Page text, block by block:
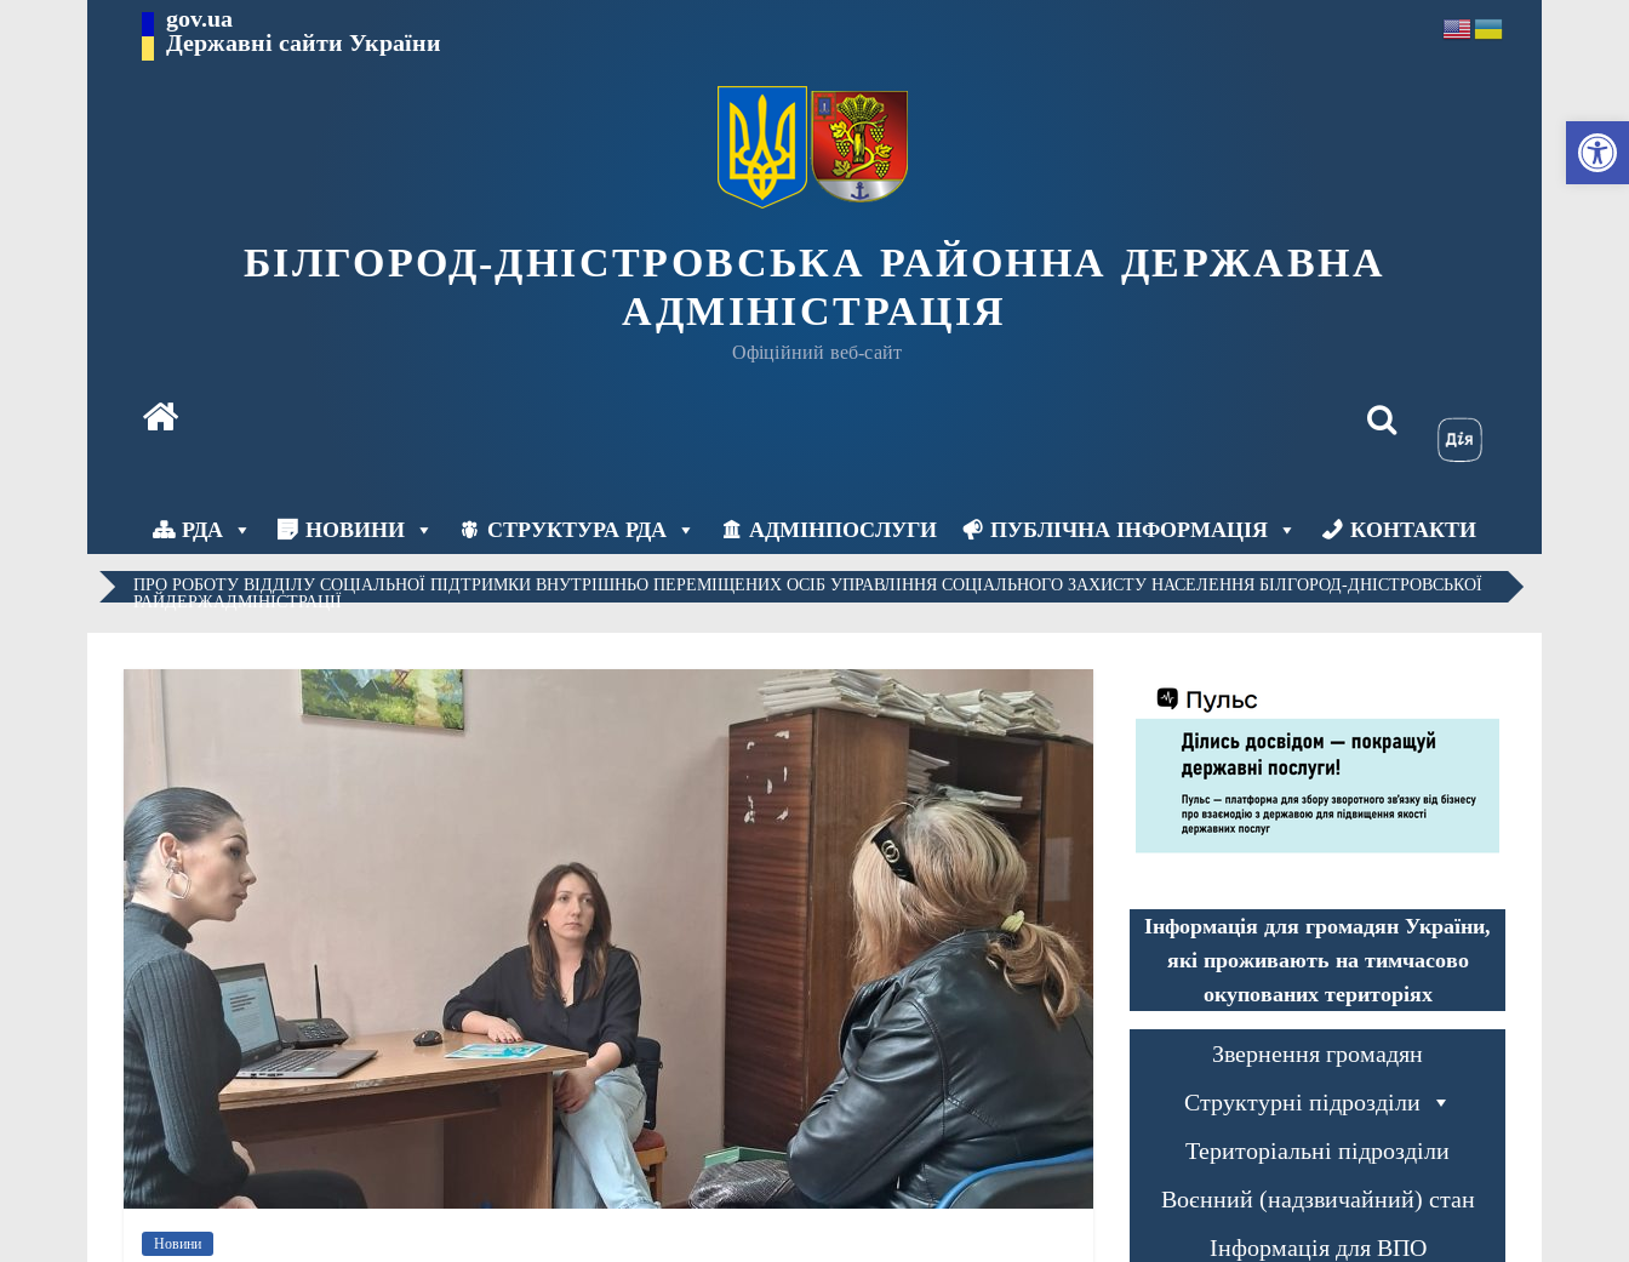
gov.ua
Державні сайти України
БІЛГОРОД-ДНІСТРОВСЬКА РАЙОННА ДЕРЖАВНА
АДМІНІСТРАЦІЯ
Офіційний веб-сайт
РДА НОВИНИ СТРУКТУРА РДА АДМІНПОСЛУГИ ПУБЛІЧНА ІНФОРМАЦІЯ КОНТАКТИ
ПРО РОБОТУ ВІДДІЛУ СОЦІАЛЬНОЇ ПІДТРИМКИ ВНУТРІШНЬО ПЕРЕМІЩЕНИХ ОСІБ УПРАВЛІННЯ СОЦІАЛЬНОГО ЗАХИСТУ НАСЕЛЕННЯ БІЛГОРОД-ДНІСТРОВСЬКОЇ
РАЙДЕРЖАДМІНІСТРАЦІЇ
Новини
Інформація для громадян України,
які проживають на тимчасово
окупованих територіях
Звернення громадян
Структурні підрозділи
Територіальні підрозділи
Воєнний (надзвичайний) стан
Інформація для ВПО